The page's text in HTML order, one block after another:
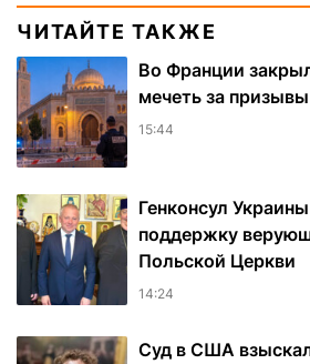
ЧИТАЙТЕ ТАКЖЕ
Во Франции
мечеть за
15:44
Генконсул
поддержку
Польской Церкви
14:24
Суд в США